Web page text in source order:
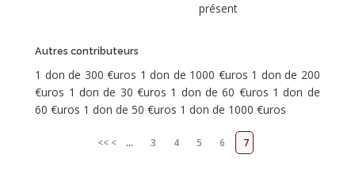
présent
Autres contributeurs
1 don de 300 €uros 1 don de 1000 €uros 1 don de 200
€uros 1 don de 30 €uros 1 don de 60 €uros 1 don de
60 €uros 1 don de 50 €uros 1 don de 1000 €uros
<< < ... 3 4 5 6 7